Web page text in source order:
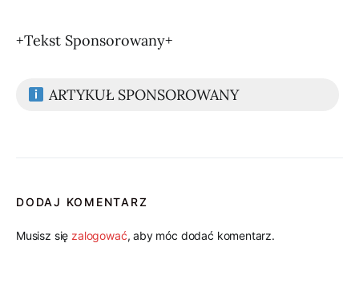
+Tekst Sponsorowany+
ARTYKUŁ SPONSOROWANY
DODAJ KOMENTARZ
Musisz się zalogować, aby móc dodać komentarz.